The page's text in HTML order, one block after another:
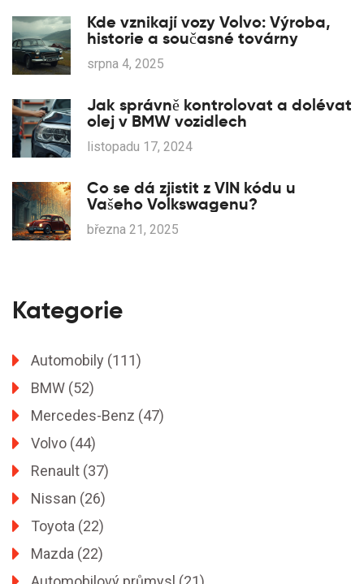
Kde vznikají vozy Volvo: Výroba,
historie a současné továrny
srpna 4, 2025
Jak správně kontrolovat a dolévat
olej v BMW vozidlech
listopadu 17, 2024
Co se dá zjistit z VIN kódu u
Vašeho Volkswagenu?
března 21, 2025
Kategorie
Automobily (111)
BMW (52)
Mercedes-Benz (47)
Volvo (44)
Renault (37)
Nissan (26)
Toyota (22)
Mazda (22)